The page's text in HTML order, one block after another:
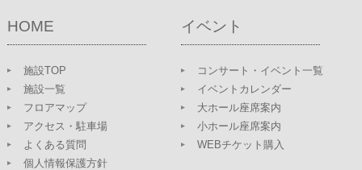
HOME
施設TOP
施設一覧
フロアマップ
アクセス・駐車場
よくある質問
個人情報保護方針
イベント
コンサート・イベント一覧
イベントカレンダー
大ホール座席案内
小ホール座席案内
WEBチケット購入